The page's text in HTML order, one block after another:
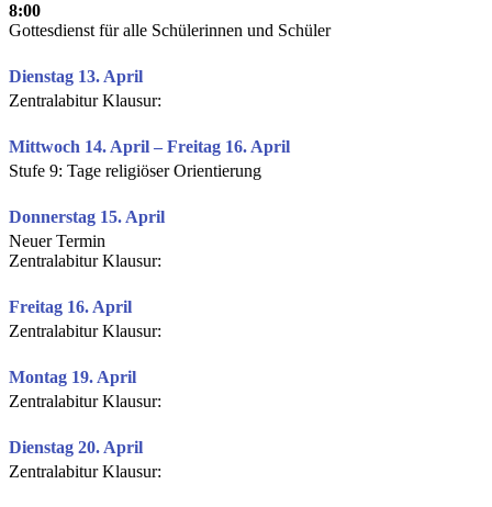
8:00
Gottesdienst für alle Schülerinnen und Schüler
Dienstag 13. April
Zentralabitur Klausur:
Mittwoch 14. April – Freitag 16. April
Stufe 9: Tage religiöser Orientierung
Donnerstag 15. April
Neuer Termin
Zentralabitur Klausur:
Freitag 16. April
Zentralabitur Klausur:
Montag 19. April
Zentralabitur Klausur:
Dienstag 20. April
Zentralabitur Klausur: